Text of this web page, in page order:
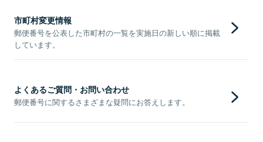
市町村変更情報
郵便番号を公表した市町村の一覧を実施日の新しい順に掲載
しています。
よくあるご質問・お問い合わせ
郵便番号に関するさまざまな疑問にお答えします。